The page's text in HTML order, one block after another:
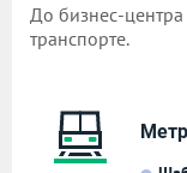
До бизнес-
транспорте.